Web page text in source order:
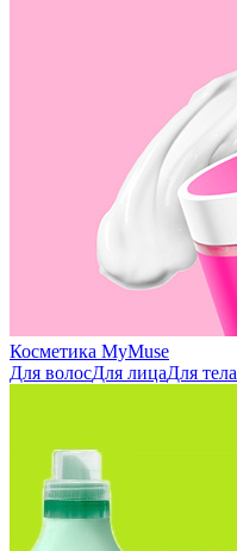
Косметика MyMuse
Для волосДля лицаДля тела